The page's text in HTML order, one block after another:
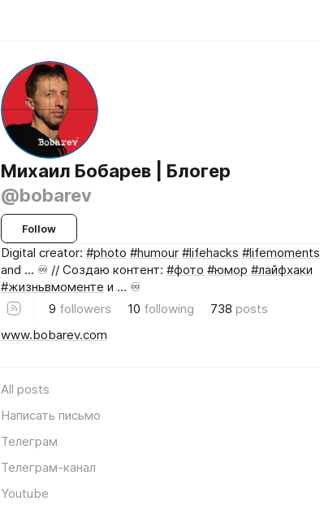
Михаил Бобарев | Блогер
@bobarev
Follow
Digital creator: #photo #humour #lifehacks #lifemoments
and ... ♾️ // Создаю контент: #фото #юмор #лайфхаки
#жизньвмоменте и … ♾️
9 followers 10 following 738 posts
www.bobarev.com
All posts
Написать письмо
Телеграм
Телеграм-канал
Youtube